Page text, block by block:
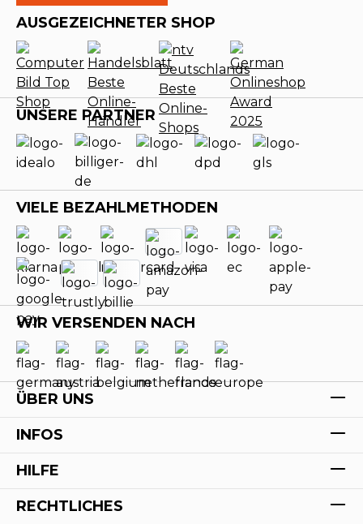
AUSGEZEICHNETER SHOP
UNSERE PARTNER
VIELE BEZAHLMETHODEN
WIR VERSENDEN NACH
ÜBER UNS
INFOS
HILFE
RECHTLICHES